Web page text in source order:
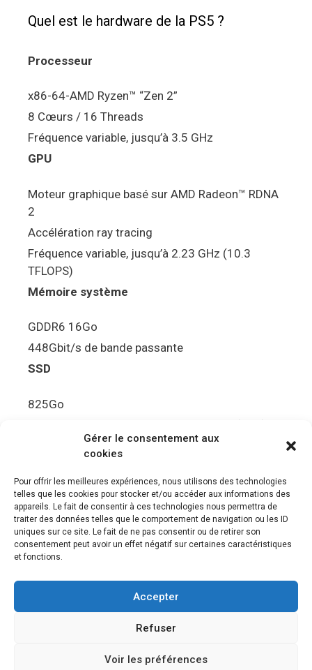
Gérer le consentement aux
cookies
Pour offrir les meilleures expériences, nous utilisons des technologies
telles que les cookies pour stocker et/ou accéder aux informations des
appareils. Le fait de consentir à ces technologies nous permettra de
traiter des données telles que le comportement de navigation ou les ID
uniques sur ce site. Le fait de ne pas consentir ou de retirer son
consentement peut avoir un effet négatif sur certaines caractéristiques
et fonctions.
Accepter
Refuser
Voir les préférences
Quel est le hardware de la PS5 ?
Processeur
x86-64-AMD Ryzen™ “Zen 2”
8 Cœurs / 16 Threads
Fréquence variable, jusqu’à 3.5 GHz
GPU
Moteur graphique basé sur AMD Radeon™ RDNA
2
Accélération ray tracing
Fréquence variable, jusqu’à 2.23 GHz (10.3
TFLOPS)
Mémoire système
GDDR6 16Go
448Gbit/s de bande passante
SSD
825Go
5.5Gbit/s de bande passante en lecture (Brut)
Disque de jeu PS5
Ultra HD Blu-ray™, jusqu’à 100Go/disque
Sortie vidéo
Compatibilité avec les téléviseurs 4K 120Hz et
8K, VRR (spécification HDMI v. 2.1)
“Tempest” 3D AudioTec